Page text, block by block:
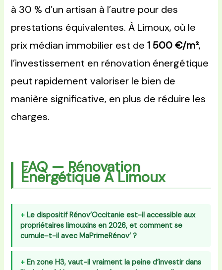
à 30 % d’un artisan à l’autre pour des
prestations équivalentes. À Limoux, où le
prix médian immobilier est de1 500 €/m²,
l’investissement en rénovation énergétique
peut rapidement valoriser le bien de
manière significative, en plus de réduire les
charges.
FAQ — Rénovation
Énergétique À Limoux
Le dispositif Rénov’Occitanie est-il accessible aux
propriétaires limouxins en 2026, et comment se
cumule-t-il avec MaPrimeRénov’ ?
En zone H3, vaut-il vraiment la peine d’investir dans